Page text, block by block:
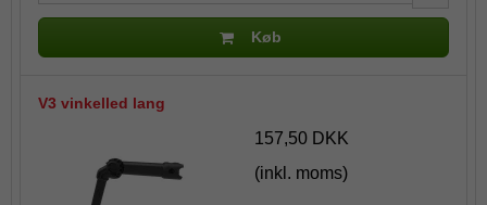
Køb
V3 vinkelled lang
157,50 DKK
(inkl. moms)